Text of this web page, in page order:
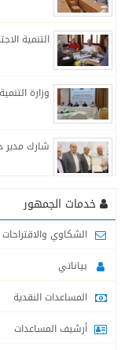
التنمية
وزارة
شارك مدير
التنمية
لجنة
التنمية
خدمات الجمهور
الشكاوي والاقتراحات
بياناتي
المساعدات النقدية
أرشيف المساعدات